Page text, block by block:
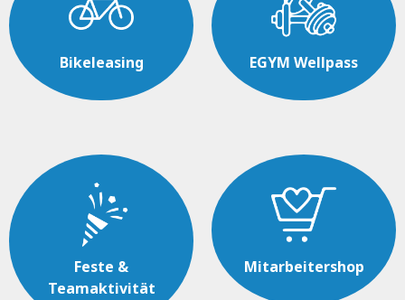
Bikeleasing EGYM Wellpass
Feste &
Teamaktivität
Mitarbeitershop